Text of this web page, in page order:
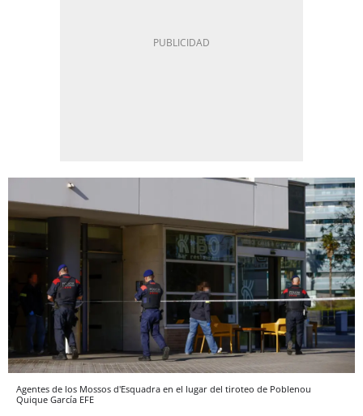
Agentes de los Mossos d'Esquadra en el lugar del tiroteo de Poblenou
Quique García EFE